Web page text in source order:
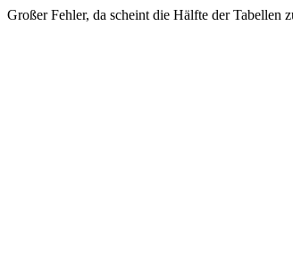
Großer Fehler, da scheint die Hälfte der Tabellen